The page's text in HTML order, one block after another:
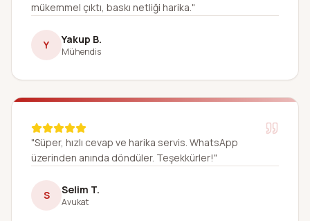
mükemmel çıktı, baskı netliği harika."
Y Yakup B.
Mühendis
"Süper, hızlı cevap ve harika servis. WhatsApp
üzerinden anında döndüler. Teşekkürler!"
S Selim T.
Avukat